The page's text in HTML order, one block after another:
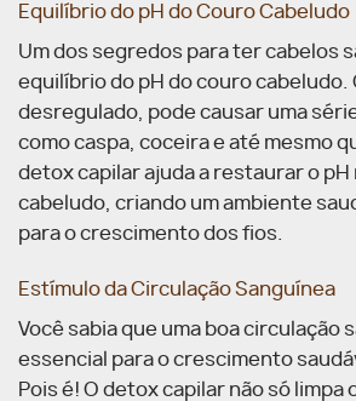
Equilíbrio do pH do Couro Cabeludo
Um dos segredos para ter cabelos
equilíbrio do pH do couro cabeludo.
desregulado, pode causar uma
como caspa, coceira e até mesmo
detox capilar ajuda a restaurar o
cabeludo, criando um ambiente
para o crescimento dos fios.
Estímulo da Circulação Sanguínea
Você sabia que uma boa circulação
essencial para o crescimento
Pois é! O detox capilar não só limpa